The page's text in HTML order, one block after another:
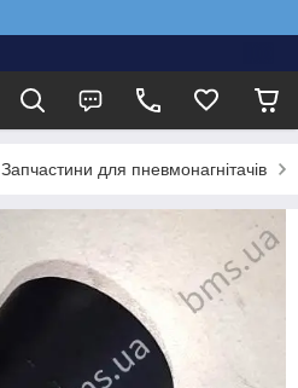
Запчастини для пневмонагнітачів